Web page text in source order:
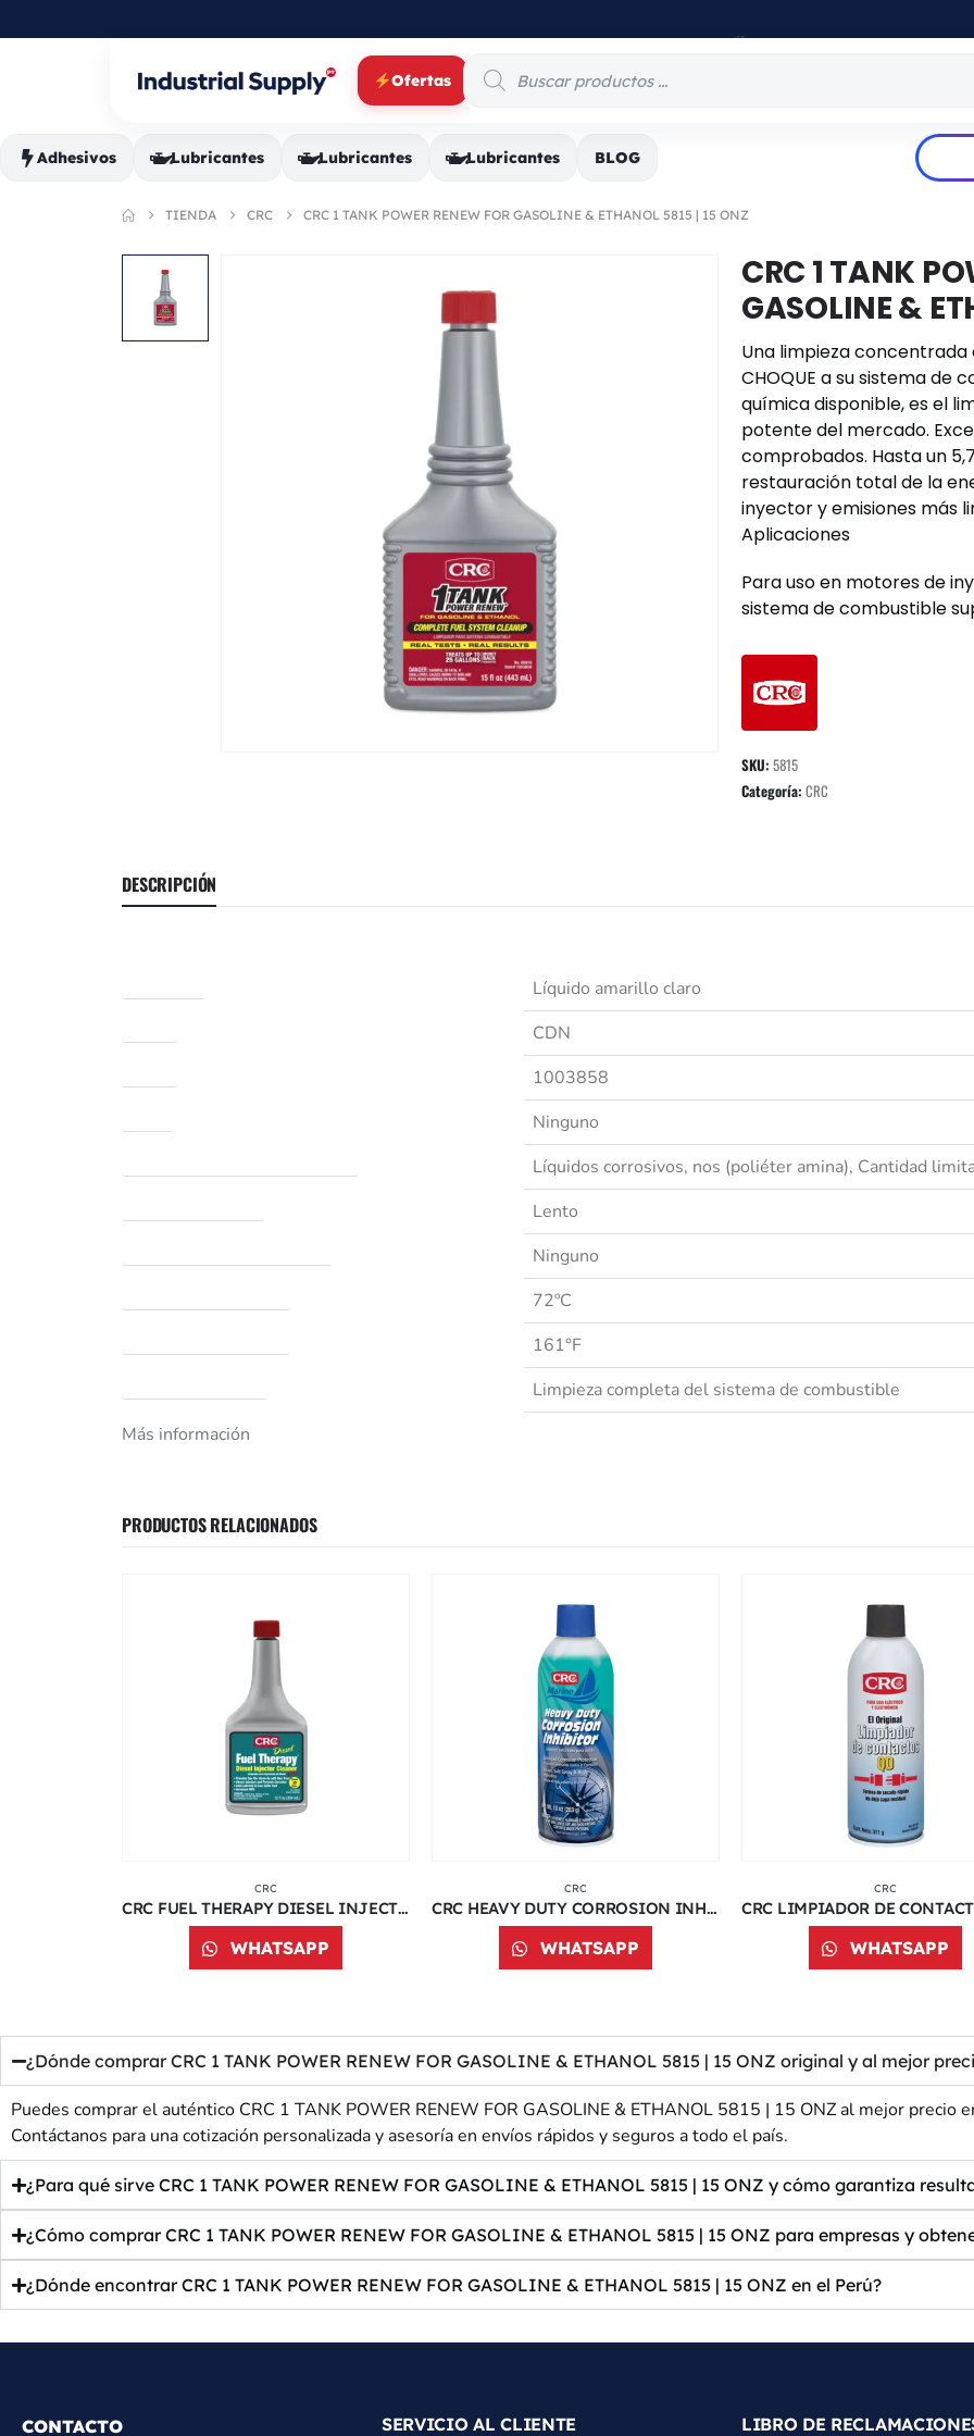
Ofertas
Adhesivos Lubricantes Lubricantes Lubricantes BLOG
TIENDA CRC CRC 1 TANK POWER RENEW FOR GASOLINE & ETHANOL 5815 | 15 ONZ
CRC 1 TANK
GASOLINE &
Una limpieza concentrada
CHOQUE a su sistema de
química disponible, es el
potente del mercado.
comprobados. Hasta un
restauración total de la
inyector y emisiones más
Aplicaciones
Para uso en motores de
sistema de combustible
SKU: 5815
Categoría: CRC
DESCRIPCIÓN
Más información
Líquido amarillo claro
CDN
1003858
Ninguno
Líquidos corrosivos, nos (poliéter amina), Cantidad
Lento
Ninguno
72ºC
161°F
Limpieza completa del sistema de combustible
PRODUCTOS RELACIONADOS
CRC
CRC FUEL THERAPY DIESEL INJECTOR CLEANER 5212 | 12 ONZ
WHATSAPP
CRC
CRC HEAVY DUTY CORROSION INHIBITOR 6026 | 10 ONZ
WHATSAPP
CRC
WHATSAPP
¿Dónde comprar CRC 1 TANK POWER RENEW FOR GASOLINE & ETHANOL 5815 | 15 ONZ original y al mejor
Puedes comprar el auténtico CRC 1 TANK POWER RENEW FOR GASOLINE & ETHANOL 5815 | 15 ONZ al mejor
Contáctanos para una cotización personalizada y asesoría en envíos rápidos y seguros a todo el país.
¿Para qué sirve CRC 1 TANK POWER RENEW FOR GASOLINE & ETHANOL 5815 | 15 ONZ y cómo garantiza
¿Cómo comprar CRC 1 TANK POWER RENEW FOR GASOLINE & ETHANOL 5815 | 15 ONZ para empresas y
¿Dónde encontrar CRC 1 TANK POWER RENEW FOR GASOLINE & ETHANOL 5815 | 15 ONZ en el Perú?
CONTACTO SERVICIO AL CLIENTE LIBRO DE